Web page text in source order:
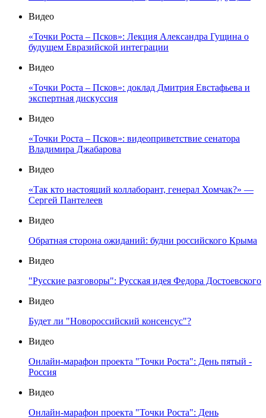
Видео
«Точки Роста – Псков»: Лекция Александра Гущина о
будущем Евразийской интеграции
Видео
«Точки Роста – Псков»: доклад Дмитрия Евстафьева и
экспертная дискуссия
Видео
«Точки Роста – Псков»: видеоприветствие сенатора
Владимира Джабарова
Видео
«Так кто настоящий коллаборант, генерал Хомчак?» —
Сергей Пантелеев
Видео
Обратная сторона ожиданий: будни российского Крыма
Видео
"Русские разговоры": Русская идея Федора Достоевского
Видео
Будет ли "Новороссийский консенсус"?
Видео
Онлайн-марафон проекта "Точки Роста": День пятый -
Россия
Видео
Онлайн-марафон проекта "Точки Роста": День